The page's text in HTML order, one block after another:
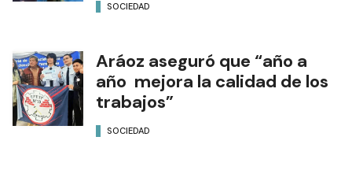
SOCIEDAD
Aráoz aseguró que “año a
año mejora la calidad de los
trabajos”
SOCIEDAD